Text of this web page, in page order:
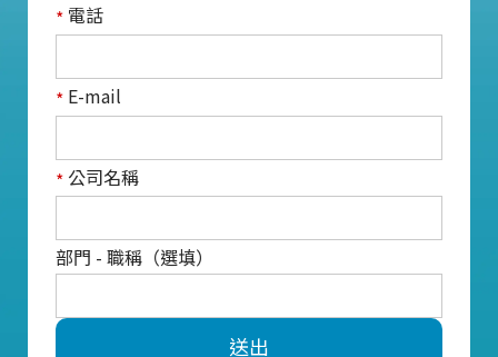
* 電話
* E-mail
* 公司名稱
部門 - 職稱（選填）
送出